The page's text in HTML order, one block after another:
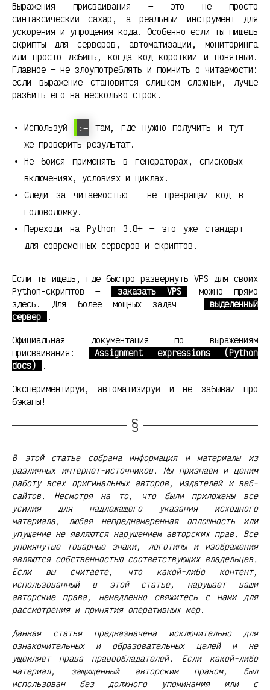
Выражения присваивания — это не просто
синтаксический сахар, а реальный инструмент для
ускорения и упрощения кода. Особенно если ты пишешь
скрипты для серверов, автоматизации, мониторинга
или просто любишь, когда код короткий и понятный.
Главное — не злоупотреблять и помнить о читаемости:
если выражение становится слишком сложным, лучше
разбить его на несколько строк.
Используй :=
там, где нужно получить и тут
же проверить результат.
Не бойся применять в генераторах, списковых
включениях, условиях и циклах.
Следи за читаемостью — не превращай код в
головоломку.
Переходи на Python 3.8+ — это уже стандарт
для современных серверов и скриптов.
Если ты ищешь, где быстро развернуть VPS для своих
Python-скриптов —
заказать VPS
можно прямо
здесь. Для более мощных задач —
выделенный
сервер
.
Официальная документация по выражениям
присваивания:
Assignment expressions (Python
docs)
.
Экспериментируй, автоматизируй и не забывай про
бэкапы!
В этой статье собрана информация и материалы из
различных интернет-источников. Мы признаем и ценим
работу всех оригинальных авторов, издателей и веб-
сайтов. Несмотря на то, что были приложены все
усилия для надлежащего указания исходного
материала, любая непреднамеренная оплошность или
упущение не являются нарушением авторских прав. Все
упомянутые товарные знаки, логотипы и изображения
являются собственностью соответствующих владельцев.
Если вы считаете, что какой-либо контент,
использованный в этой статье, нарушает ваши
авторские права, немедленно свяжитесь с нами для
рассмотрения и принятия оперативных мер.
Данная статья предназначена исключительно для
ознакомительных и образовательных целей и не
ущемляет права правообладателей. Если какой-либо
материал, защищенный авторским правом, был
использован без должного упоминания или с